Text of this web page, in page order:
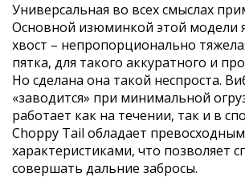
Универсальная во всех смыслах
Основной изюминкой этой модели
хвост – непропорционально
пятка, для такого аккуратного и
Но сделана она такой неспроста.
«заводится» при минимальной
работает как на течении, так и в
Choppy Tail обладает
характеристиками, что позволяет
совершать дальние забросы.